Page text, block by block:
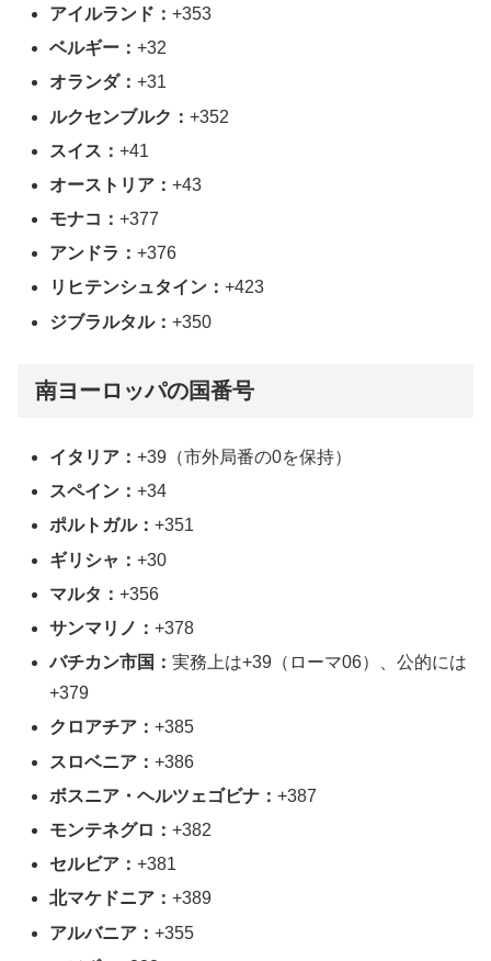
アイルランド：+353
ベルギー：+32
オランダ：+31
ルクセンブルク：+352
スイス：+41
オーストリア：+43
モナコ：+377
アンドラ：+376
リヒテンシュタイン：+423
ジブラルタル：+350
南ヨーロッパの国番号
イタリア：+39（市外局番の0を保持）
スペイン：+34
ポルトガル：+351
ギリシャ：+30
マルタ：+356
サンマリノ：+378
バチカン市国：実務上は+39（ローマ06）、公的には
+379
クロアチア：+385
スロベニア：+386
ボスニア・ヘルツェゴビナ：+387
モンテネグロ：+382
セルビア：+381
北マケドニア：+389
アルバニア：+355